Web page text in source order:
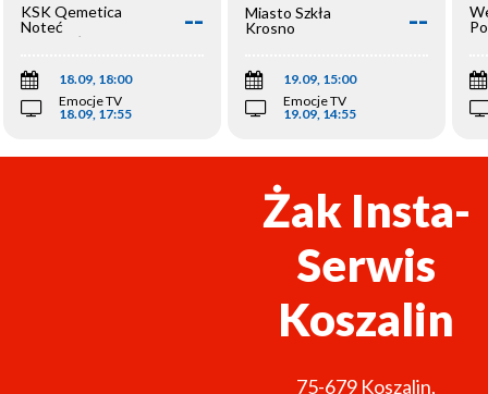
KSK Qemetica
Noteć
Inowrocław
--
18.09, 18:00
Emocje TV
18.09, 17:55
Miasto Szkła
Krosno
--
19.09, 15:00
Emocje TV
19.09, 14:55
Żak Insta-
Serwis
Koszalin
75-679 Koszalin,